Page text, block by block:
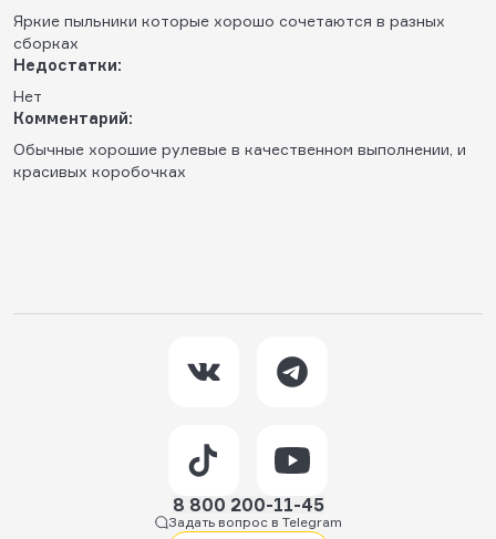
Яркие пыльники которые хорошо сочетаются в разных
сборках
Недостатки:
Нет
Комментарий:
Обычные хорошие рулевые в качественном выполнении, и
красивых коробочках
8 800 200-11-45
Задать вопрос в Telegram